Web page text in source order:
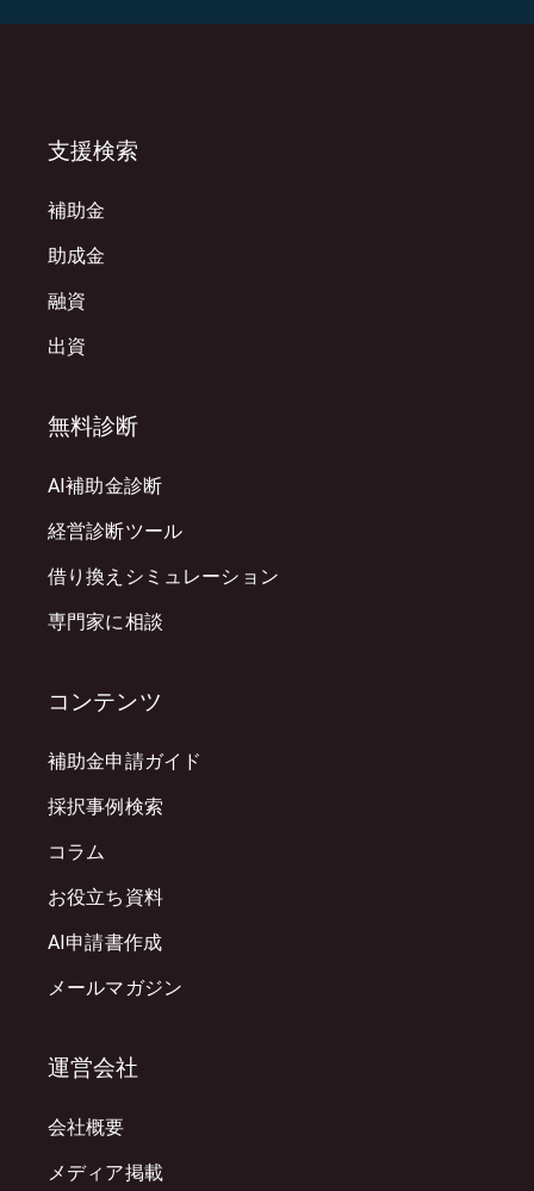
支援検索
補助金
助成金
融資
出資
無料診断
AI補助金診断
経営診断ツール
借り換えシミュレーション
専門家に相談
コンテンツ
補助金申請ガイド
採択事例検索
コラム
お役立ち資料
AI申請書作成
メールマガジン
運営会社
会社概要
メディア掲載